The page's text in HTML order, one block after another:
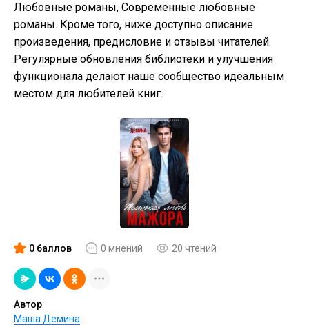
Любовные романы, Современные любовные
романы. Кроме того, ниже доступно описание
произведения, предисловие и отзывы читателей.
Регулярные обновления библиотеки и улучшения
функционала делают наше сообщество идеальным
местом для любителей книг.
0 баллов 0 мнений 20 чтений
Автор
Маша Демина